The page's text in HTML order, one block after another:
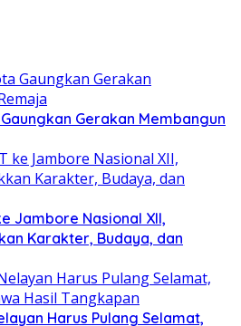
Gaungkan Gerakan Membangun
Jambore Nasional XII,
Karakter, Budaya, dan
Harus Pulang Selamat,